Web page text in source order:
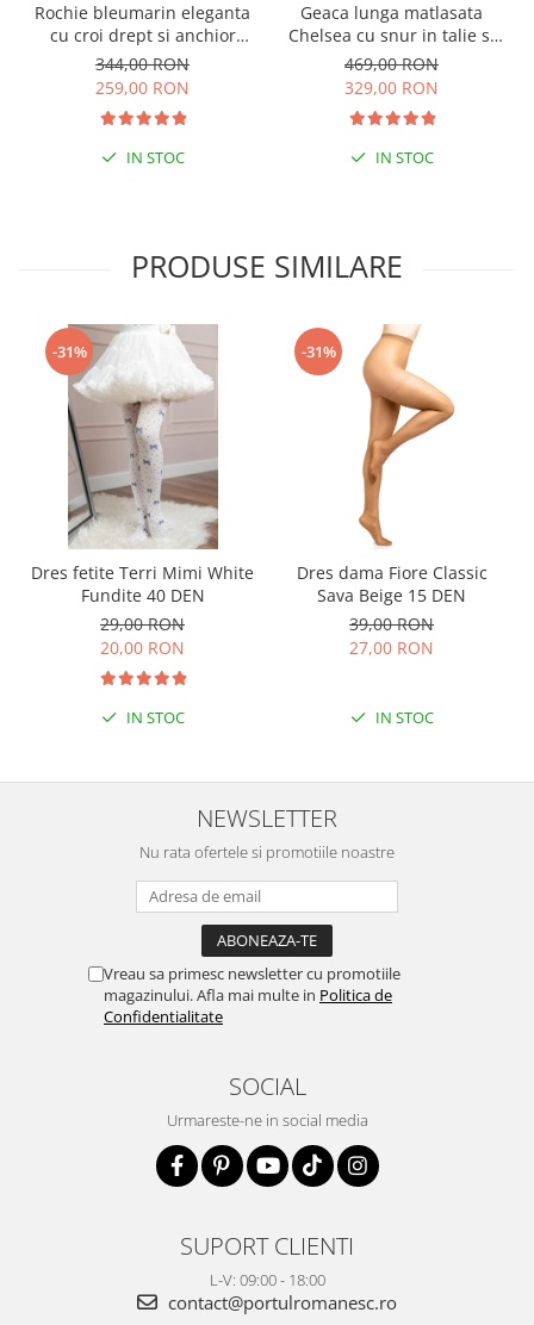
Rochie bleumarin eleganta
cu croi drept si anchior
Lucinda
344,00 RON
259,00 RON
IN STOC
Geaca lunga matlasata
Chelsea cu snur in talie si
buzunare functionale -
Negru
469,00 RON
329,00 RON
IN STOC
PRODUSE SIMILARE
-31%
Dres fetite Terri Mimi White
Fundite 40 DEN
29,00 RON
20,00 RON
IN STOC
-31%
Dres dama Fiore Classic
Sava Beige 15 DEN
39,00 RON
27,00 RON
IN STOC
NEWSLETTER
Nu rata ofertele si promotiile noastre
Vreau sa primesc newsletter cu promotiile
magazinului. Afla mai multe in Politica de
Confidentialitate
SOCIAL
Urmareste-ne in social media
SUPORT CLIENTI
L-V: 09:00 - 18:00
contact@portulromanesc.ro